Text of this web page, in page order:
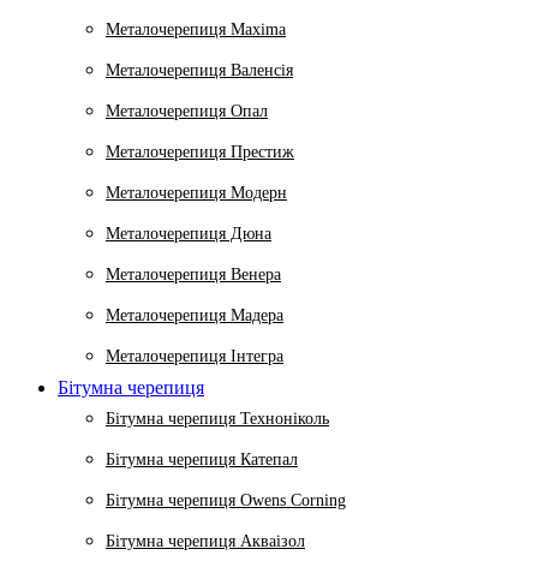
Металочерепиця Maxima
Металочерепиця Валенсія
Металочерепиця Опал
Металочерепиця Престиж
Металочерепиця Модерн
Металочерепиця Дюна
Металочерепиця Венера
Металочерепиця Мадера
Металочерепиця Інтегра
Бітумна черепиця
Бітумна черепиця Техноніколь
Бітумна черепиця Катепал
Бітумна черепиця Owens Corning
Бітумна черепиця Акваізол